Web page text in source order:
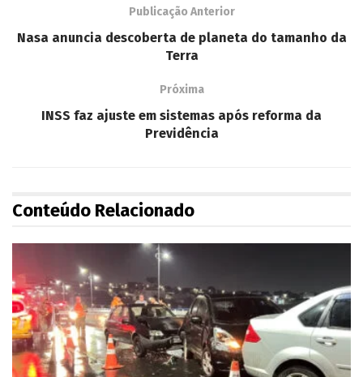
Publicação Anterior
Nasa anuncia descoberta de planeta do tamanho da
Terra
Próxima
INSS faz ajuste em sistemas após reforma da
Previdência
Conteúdo Relacionado